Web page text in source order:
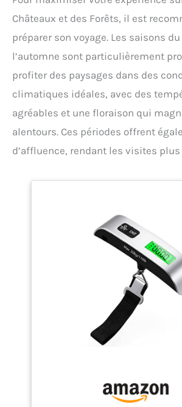
Châteaux et des Forêts, il est
préparer son voyage. Les saisons
l’automne sont particulièrement
profiter des paysages dans des
climatiques idéales, avec des
agréables et une floraison qui
alentours. Ces périodes offrent
d’affluence, rendant les visites